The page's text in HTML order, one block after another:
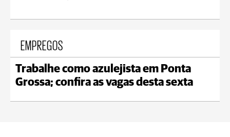
EMPREGOS
Trabalhe como azulejista em Ponta
Grossa; confira as vagas desta sexta